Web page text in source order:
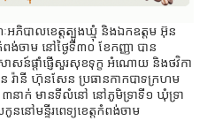
បាលខេត្តត្បូងឃ្មុំ និងឯកឧត្តម អ៊ុន
ចាម នៅថ្ងៃទី៣០ ខែកញ្ញា បាន
ផ្តាំផ្ញើសួរសុខទុក្ខ អំណោយ និងថវិកា
រ៉ានី ហ៊ុនសែន ប្រធានកាកបាទក្រហម
៣នាក់ មានទីលំនៅ នៅភូមិទ្រាទី១ ឃុំទ្រា
នៅមន្ទីរពេទ្យខេត្តកំពង់ចាម